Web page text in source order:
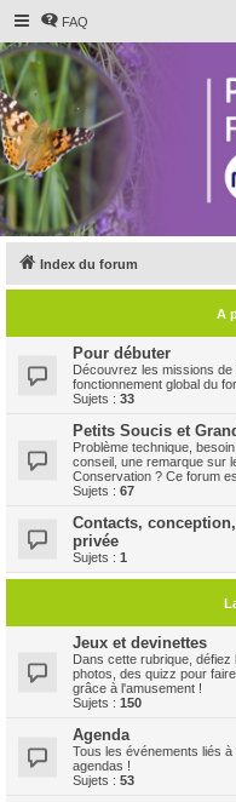
FAQ
Index du forum
A
Pour débuter
Découvrez les missions
fonctionnement global du
Sujets : 33
Petits Soucis et
Problème technique,
conseil, une remarque sur
Conservation ? Ce forum
Sujets : 67
Contacts,
privée
Sujets : 1
Jeux et devinettes
Dans cette rubrique,
photos, des quizz pour
grâce à l'amusement !
Sujets : 150
Agenda
Tous les événements liés
agendas !
Sujets : 53